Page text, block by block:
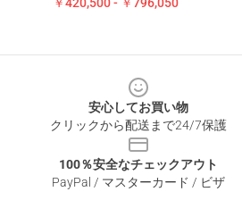
安心してお買い物
クリックから配送まで24/7保護
100％安全なチェックアウト
PayPal / マスターカード / ビザ